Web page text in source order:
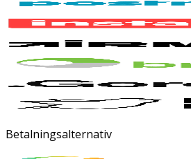
Betalningsalternativ